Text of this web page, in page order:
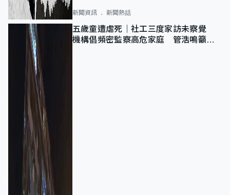
新聞資訊 新聞熱話
五歲童遭虐死｜社工三度家訪未察覺
機構倡頻密監察高危家庭 管浩鳴籲加